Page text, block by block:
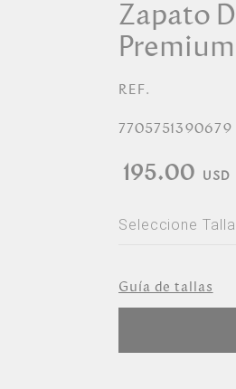
Zapato
Premium
REF.
7705751390679
195.00
Seleccione Talla
39
41
Guía de tallas